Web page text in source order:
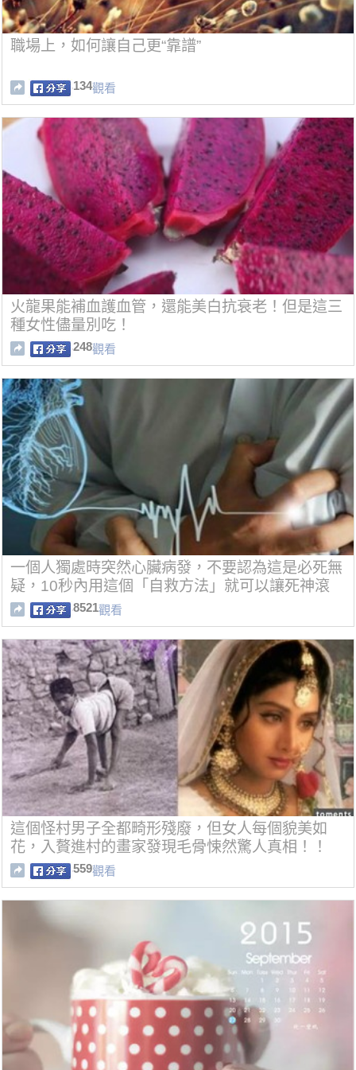
職場上，如何讓自己更“靠譜”
134觀看
火龍果能補血護血管，還能美白抗衰老！但是這三
種女性儘量別吃！
248觀看
一個人獨處時突然心臟病發，不要認為這是必死無
疑，10秒內用這個「自救方法」就可以讓死神滾
開！
8521觀看
這個怪村男子全都畸形殘廢，但女人每個貌美如
花，入贅進村的畫家發現毛骨悚然驚人真相！！
559觀看